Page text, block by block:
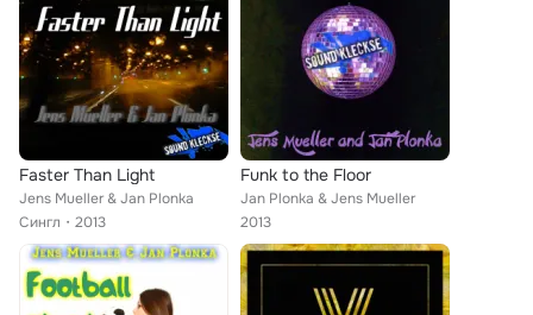
Faster Than Light
Jens Mueller & Jan Plonka
Сингл
2013
Funk to the Floor
Jan Plonka & Jens Mueller
2013